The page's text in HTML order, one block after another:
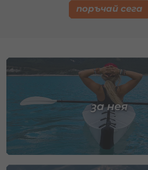
поръчай сега
за нея